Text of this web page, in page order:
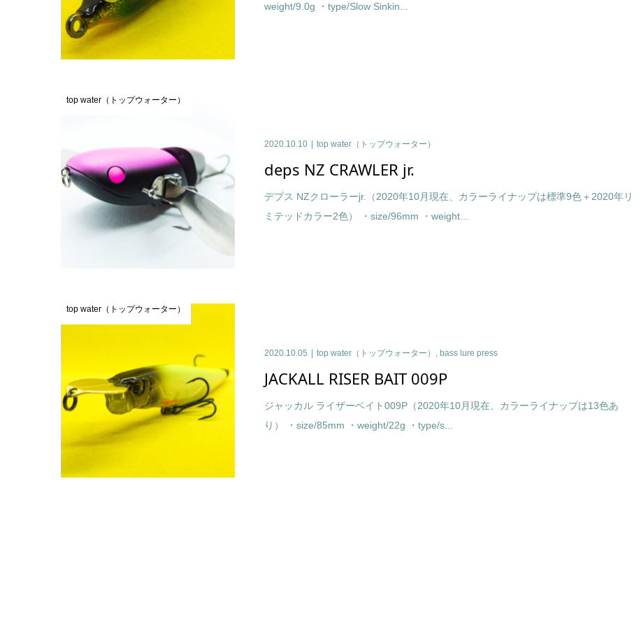
weight/9.0g ・type/Slow Sinkin...
top water（トップウォーター）
2020.10.10 top water（トップウォーター）
deps NZ CRAWLER jr.
デプス NZクローラーjr.（2020年10月現在、カラーライナップは標準9色＋2020年リ
ミテッドカラー2色） ・size/96mm ・weight...
top water（トップウォーター）
2020.10.05 top water（トップウォーター） , bass lure press
JACKALL RISER BAIT 009P
ジャッカル ライザーベイト009P（2020年10月現在、カラーライナップは13色あ
り） ・size/85mm ・weight/22g ・type/s...